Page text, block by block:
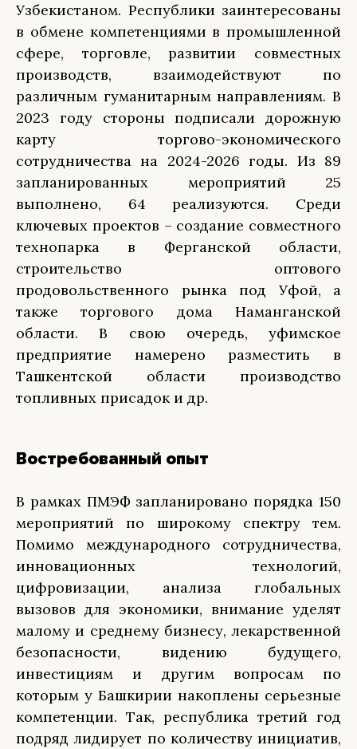
Узбекистаном. Республики заинтересованы
в обмене компетенциями в промышленной
сфере, торговле, развитии совместных
производств, взаимодействуют по
различным гуманитарным направлениям. В
2023 году стороны подписали дорожную
карту торгово-экономического
сотрудничества на 2024-2026 годы. Из 89
запланированных мероприятий 25
выполнено, 64 реализуются. Среди
ключевых проектов – создание совместного
технопарка в Ферганской области,
строительство оптового
продовольственного рынка под Уфой, а
также торгового дома Наманганской
области. В свою очередь, уфимское
предприятие намерено разместить в
Ташкентской области производство
топливных присадок и др.
Востребованный опыт
В рамках ПМЭФ запланировано порядка 150
мероприятий по широкому спектру тем.
Помимо международного сотрудничества,
инновационных технологий,
цифровизации, анализа глобальных
вызовов для экономики, внимание уделят
малому и среднему бизнесу, лекарственной
безопасности, видению будущего,
инвестициям и другим вопросам по
которым у Башкирии накоплены серьезные
компетенции. Так, республика третий год
подряд лидирует по количеству инициатив,